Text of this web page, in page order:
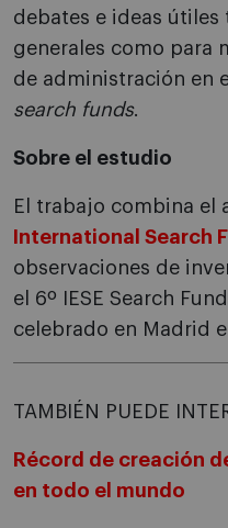
debates e ideas
generales como para
de administración en
search funds.
Sobre el estudio
El trabajo combina el
International Search
observaciones de
el 6º IESE Search
celebrado en Madrid
TAMBIÉN PUEDE
Récord de creación
en todo el mundo